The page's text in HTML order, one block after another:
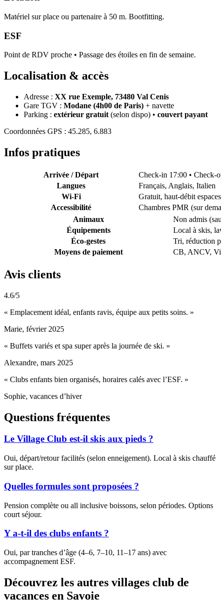
Matériel sur place ou partenaire à 50 m. Bootfitting.
ESF
Point de RDV proche • Passage des étoiles en fin de semaine.
Localisation & accès
Adresse : XX rue Exemple, 73480 Val Cenis
Gare TGV : Modane (4h00 de Paris) + navette
Parking : extérieur gratuit (selon dispo) • couvert payant
Coordonnées GPS : 45.285, 6.883
Infos pratiques
Arrivée / Départ
Check-in 17:00 • Check-
Langues
Français, Anglais, Italien
Wi-Fi
Gratuit, haut-débit
Accessibilité
Chambres PMR (sur
Animaux
Non admis
Équipements
Local à skis,
Éco-gestes
Tri, réduction
Moyens de paiement
CB, ANCV,
Avis clients
4.6/5
« Emplacement idéal, enfants ravis, équipe aux petits soins. »
Marie, février 2025
« Buffets variés et spa super après la journée de ski. »
Alexandre, mars 2025
« Clubs enfants bien organisés, horaires calés avec l’ESF. »
Sophie, vacances d’hiver
Questions fréquentes
Le Village Club est-il skis aux pieds ?
Oui, départ/retour facilités (selon enneigement). Local à skis chauffé
sur place.
Quelles formules sont proposées ?
Pension complète ou all inclusive boissons, selon périodes. Options
court séjour.
Y a-t-il des clubs enfants ?
Oui, par tranches d’âge (4–6, 7–10, 11–17 ans) avec
accompagnement ESF.
Découvrez les autres villages club de
vacances en Savoie